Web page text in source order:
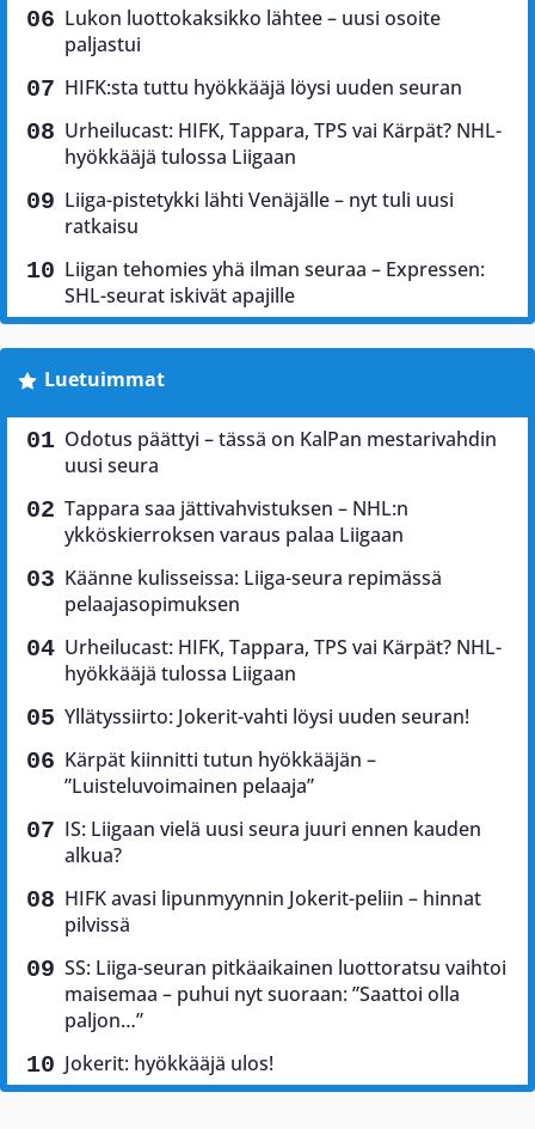
Lukon luottokaksikko lähtee – uusi osoite
paljastui
HIFK:sta tuttu hyökkääjä löysi uuden seuran
Urheilucast: HIFK, Tappara, TPS vai Kärpät? NHL-
hyökkääjä tulossa Liigaan
Liiga-pistetykki lähti Venäjälle – nyt tuli uusi
ratkaisu
Liigan tehomies yhä ilman seuraa – Expressen:
SHL-seurat iskivät apajille
Luetuimmat
Odotus päättyi – tässä on KalPan mestarivahdin
uusi seura
Tappara saa jättivahvistuksen – NHL:n
ykköskierroksen varaus palaa Liigaan
Käänne kulisseissa: Liiga-seura repimässä
pelaajasopimuksen
Urheilucast: HIFK, Tappara, TPS vai Kärpät? NHL-
hyökkääjä tulossa Liigaan
Yllätyssiirto: Jokerit-vahti löysi uuden seuran!
Kärpät kiinnitti tutun hyökkääjän –
”Luisteluvoimainen pelaaja”
IS: Liigaan vielä uusi seura juuri ennen kauden
alkua?
HIFK avasi lipunmyynnin Jokerit-peliin – hinnat
pilvissä
SS: Liiga-seuran pitkäaikainen luottoratsu vaihtoi
maisemaa – puhui nyt suoraan: ”Saattoi olla
paljon…”
Jokerit: hyökkääjä ulos!